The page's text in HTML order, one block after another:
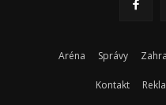
Aréna Správy
Kontakt